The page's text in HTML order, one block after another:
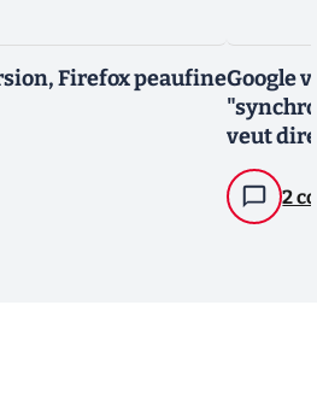
Firefox peaufineGoogle
veut
2